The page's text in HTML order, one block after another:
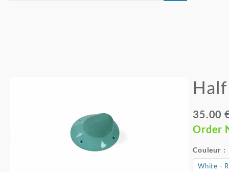
35.00
Order
Couleur :